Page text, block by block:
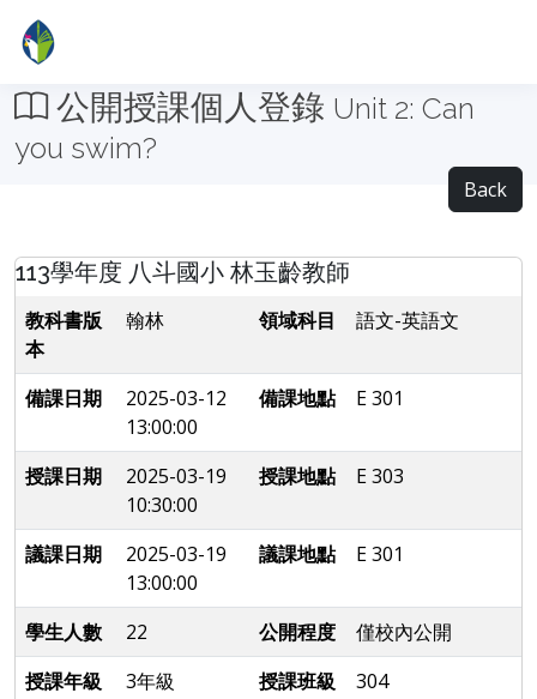
公開授課個人登錄 Unit 2: Can
you swim?
Back
113學年度 八斗國小 林玉齡教師
教科書版
本
翰林 領域科目 語文-英語文
備課日期
2025-03-12
13:00:00
備課地點 E 301
授課日期
2025-03-19
10:30:00
授課地點 E 303
議課日期
2025-03-19
13:00:00
議課地點 E 301
學生人數 22 公開程度
僅校內公開
授課年級
3年級 授課班級
304